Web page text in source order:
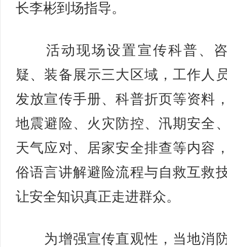
长李彬到场指导。
活动现场设置宣传科普、
疑、装备展示三大区域，工作人
发放宣传手册、科普折页等资料
地震避险、火灾防控、汛期安全
天气应对、居家安全排查等内容
俗语言讲解避险流程与自救互救
让安全知识真正走进群众。
为增强宣传直观性，当地消